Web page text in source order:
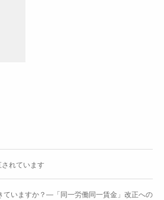
れています
ていますか？―「同一労働同一賃金」改正への